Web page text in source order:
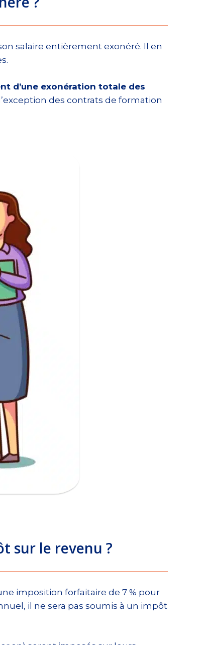
salaire entièrement exonéré. Il en
d’une exonération totale des
des contrats de formation
sur le revenu ?
imposition forfaitaire de 7 % pour
il ne sera pas soumis à un impôt